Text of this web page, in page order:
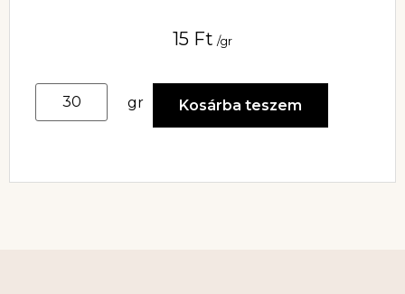
15 Ft /gr
gr Kosárba teszem